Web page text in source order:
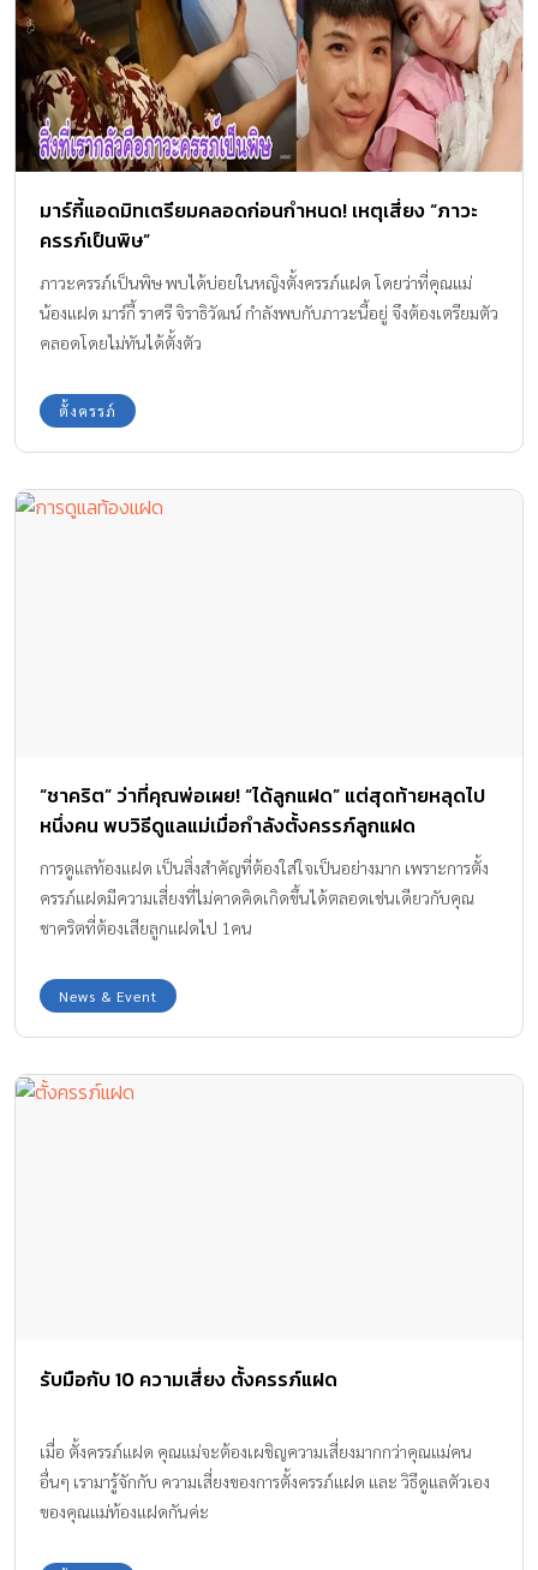
มาร์กี้แอดมิทเตรียมคลอดก่อนกำหนด! เหตุเสี่ยง “ภาวะ
ครรภ์เป็นพิษ”
ภาวะครรภ์เป็นพิษ พบได้บ่อยในหญิงตั้งครรภ์แฝด โดยว่าที่คุณแม่
น้องแฝด มาร์กี้ ราศรี จิราธิวัฒน์ กำลังพบกับภาวะนี้อยู่ จึงต้องเตรียมตัว
คลอดโดยไม่ทันได้ตั้งตัว
ตั้งครรภ์
“ชาคริต” ว่าที่คุณพ่อเผย! “ได้ลูกแฝด” แต่สุดท้ายหลุดไป
หนึ่งคน พบวิธีดูแลแม่เมื่อกำลังตั้งครรภ์ลูกแฝด
การดูแลท้องแฝด เป็นสิ่งสำคัญที่ต้องใส่ใจเป็นอย่างมาก เพราะการตั้ง
ครรภ์แฝดมีความเสี่ยงที่ไม่คาดคิดเกิดขึ้นได้ตลอดเช่นเดียวกับคุณ
ชาคริตที่ต้องเสียลูกแฝดไป 1คน
News & Event
รับมือกับ 10 ความเสี่ยง ตั้งครรภ์แฝด
เมื่อ ตั้งครรภ์แฝด คุณแม่จะต้องเผชิญความเสี่ยงมากกว่าคุณแม่คน
อื่นๆ เรามารู้จักกับ ความเสี่ยงของการตั้งครรภ์แฝด และ วิธีดูแลตัวเอง
ของคุณแม่ท้องแฝดกันค่ะ